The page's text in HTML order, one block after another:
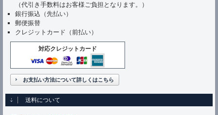
（代引き手数料はお客様ご負担となります。）
銀行振込（先払い）
郵便振替
クレジットカード（前払い）
対応クレジットカード
お支払い方法について詳しくはこちら
送料について